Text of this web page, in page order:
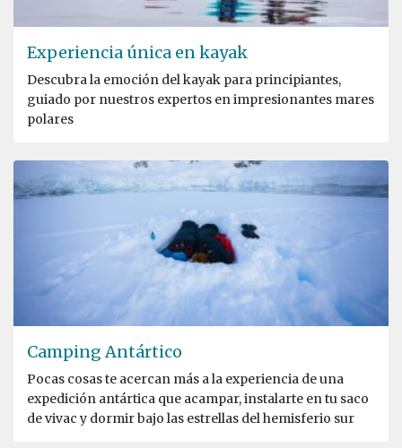
Experiencia única en kayak
Descubra la emoción del kayak para principiantes,
guiado por nuestros expertos en impresionantes mares
polares
Camping Antártico
Pocas cosas te acercan más a la experiencia de una
expedición antártica que acampar, instalarte en tu saco
de vivac y dormir bajo las estrellas del hemisferio sur